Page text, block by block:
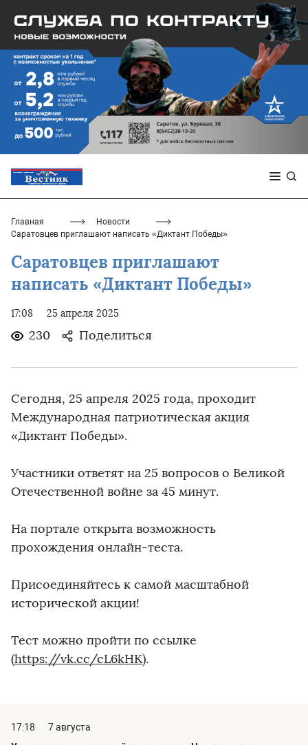
Главная
Новости
Саратовцев приглашают написать «Диктант Победы»
Саратовцев приглашают
написать «Диктант Победы»
17:08 25 апреля 2025
230 Поделиться
Сегодня, 25 апреля 2025 года, проходит
Международная патриотическая акция
«Диктант Победы».
Участники ответят на 25 вопросов о Великой
Отечественной войне за 45 минут.
На портале открыта возможность
прохождения онлайн-теста.
Присоединяйтесь к самой масштабной
исторической акции!
Тест можно пройти по ссылке
(https://vk.cc/cL6kHK).
17:18
7 августа